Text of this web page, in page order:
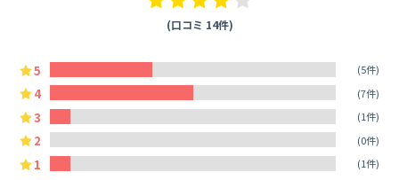
(口コミ 14件)
5 (5件)
4 (7件)
3 (1件)
2 (0件)
1 (1件)